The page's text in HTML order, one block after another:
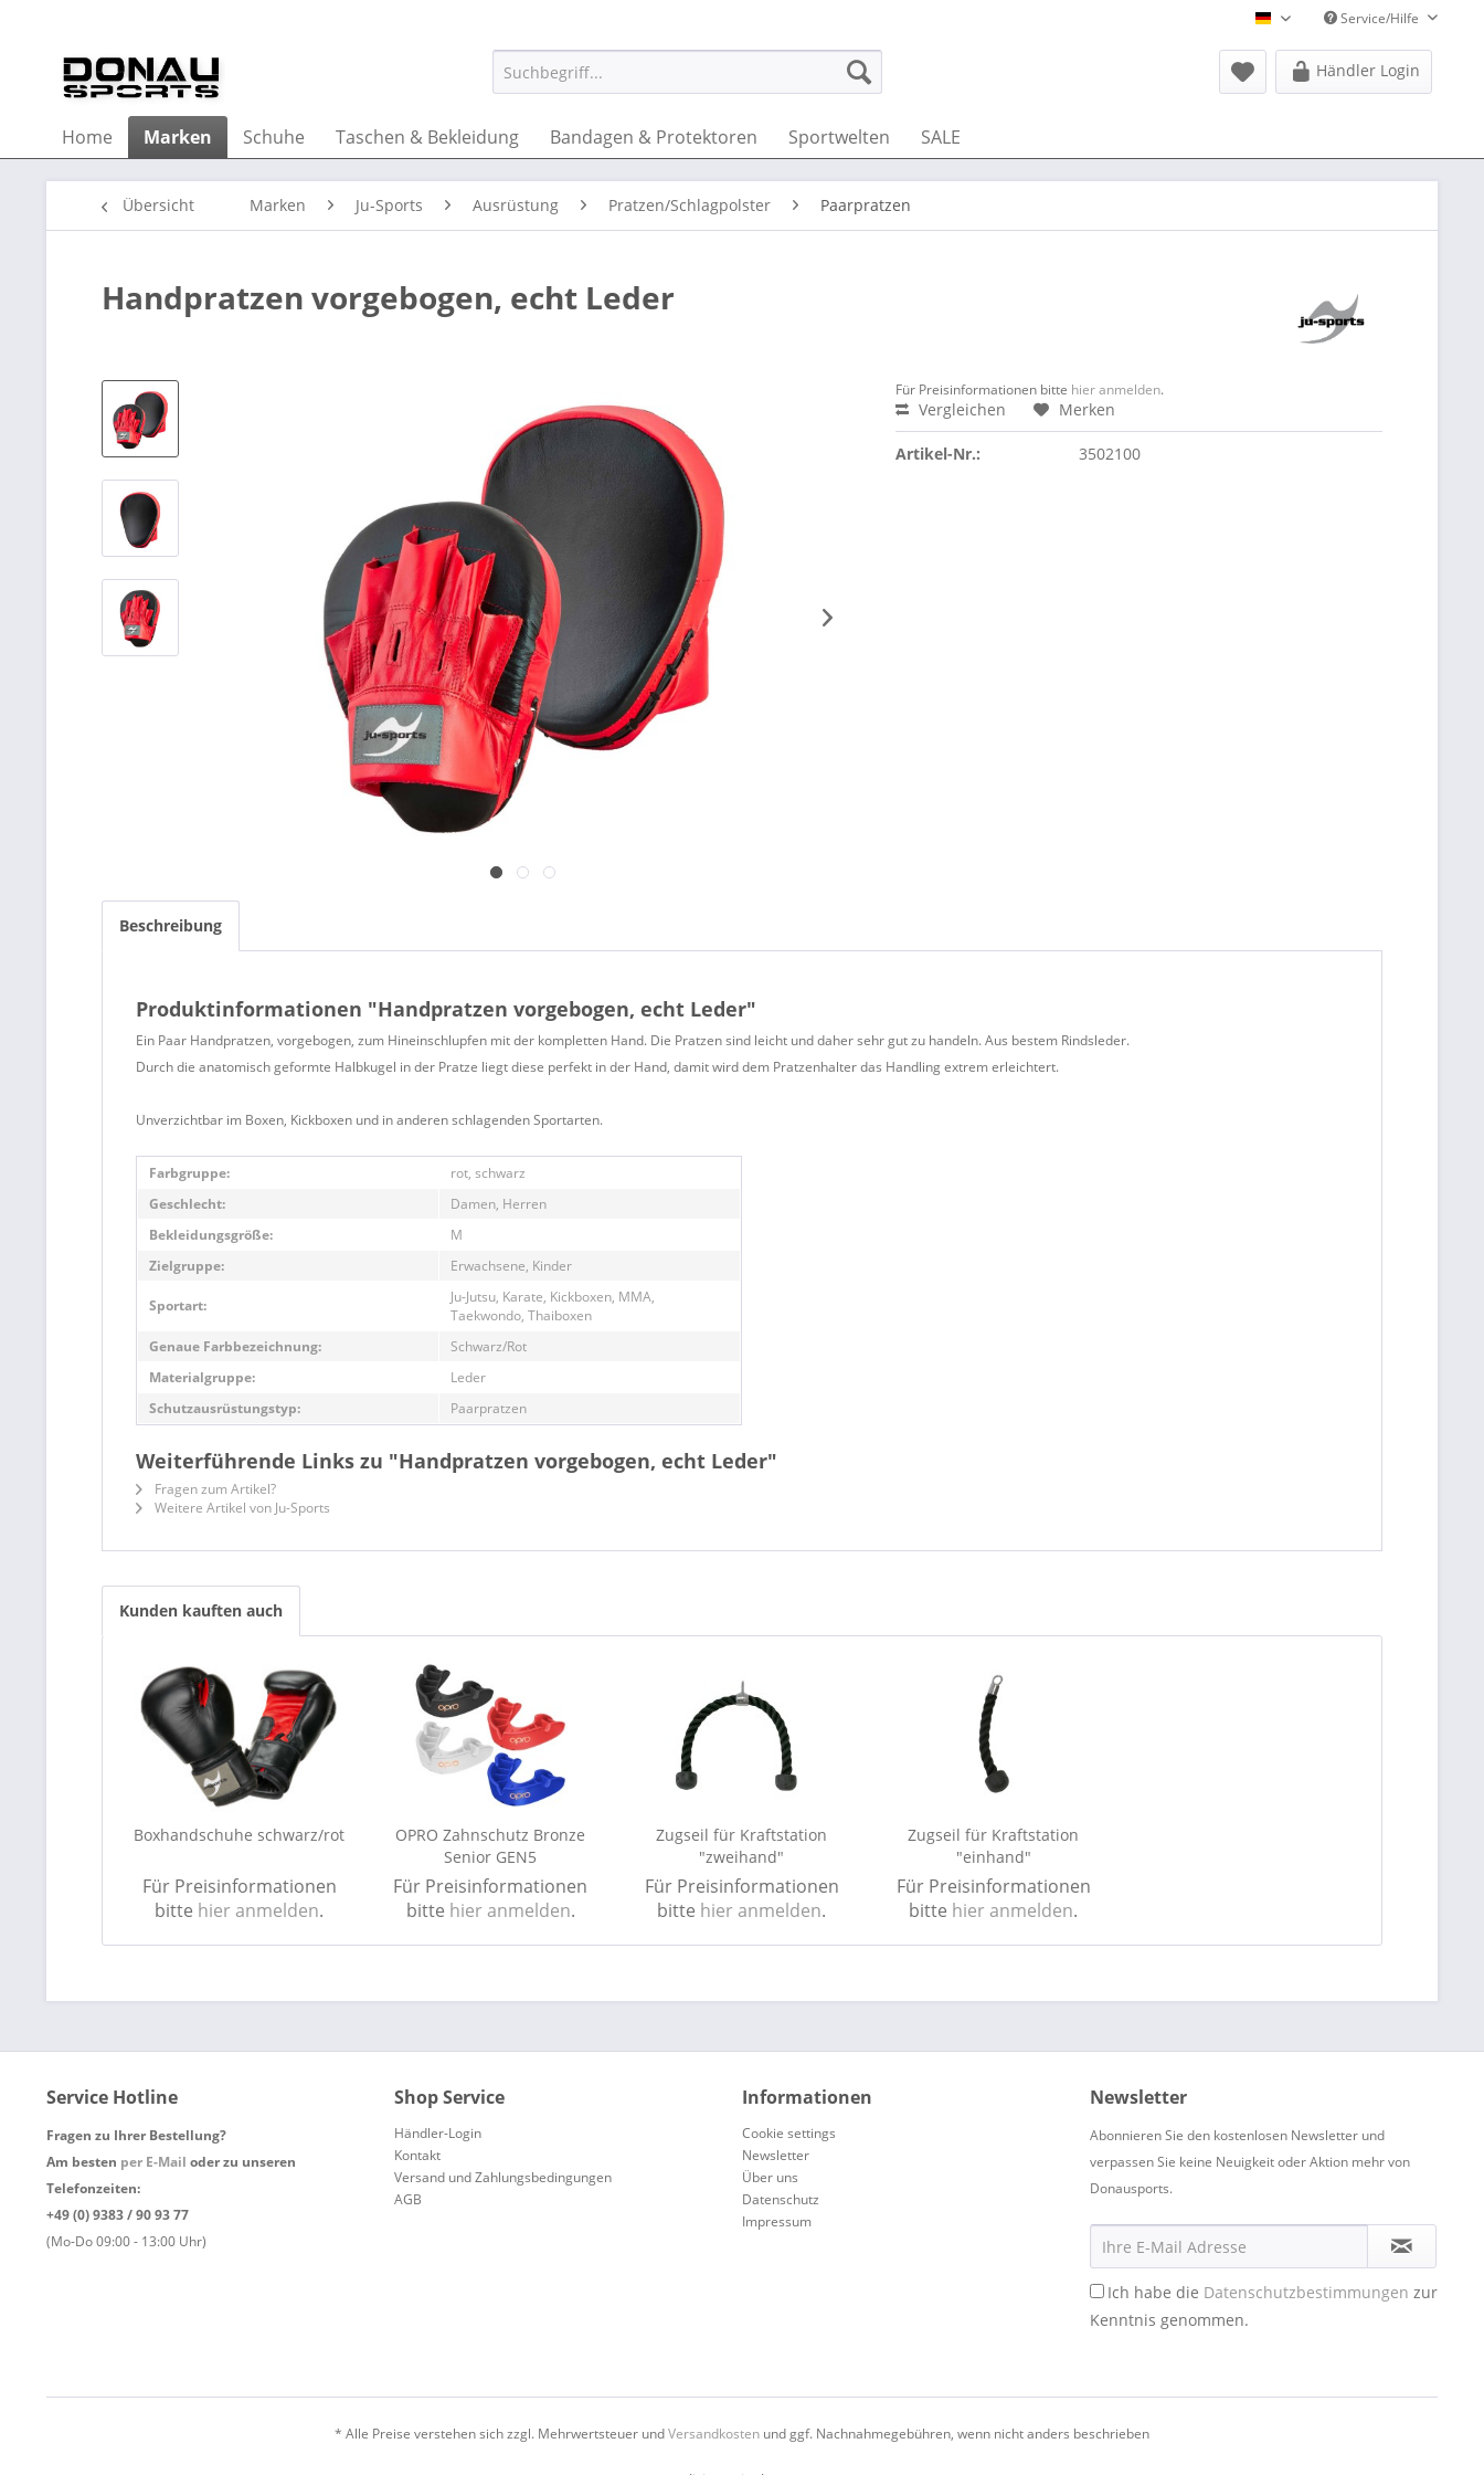
Donausports Deutsch
Service/Hilfe
Händler Login
Home Marken Schuhe Taschen & Bekleidung Bandagen & Protektoren Sportwelten SALE
Übersicht Marken Ju-Sports Ausrüstung Pratzen/Schlagpolster Paarpratzen
Handpratzen vorgebogen, echt Leder
Für Preisinformationen bitte hier anmelden.
Vergleichen Merken
Artikel-Nr.: 3502100
Beschreibung
Produktinformationen "Handpratzen vorgebogen, echt Leder"
Ein Paar Handpratzen, vorgebogen, zum Hineinschlupfen mit der kompletten Hand. Die Pratzen sind leicht und daher sehr gut zu handeln. Aus bestem Rindsleder.
Durch die anatomisch geformte Halbkugel in der Pratze liegt diese perfekt in der Hand, damit wird dem Pratzenhalter das Handling extrem erleichtert.
Unverzichtbar im Boxen, Kickboxen und in anderen schlagenden Sportarten.
Farbgruppe:
rot, schwarz
Geschlecht:
Damen, Herren
Bekleidungsgröße:
M
Zielgruppe:
Erwachsene, Kinder
Sportart:
Ju-Jutsu, Karate, Kickboxen, MMA,
Taekwondo, Thaiboxen
Genaue Farbbezeichnung:
Schwarz/Rot
Materialgruppe:
Leder
Schutzausrüstungstyp:
Paarpratzen
Weiterführende Links zu "Handpratzen vorgebogen, echt Leder"
Fragen zum Artikel?
Weitere Artikel von Ju-Sports
Kunden kauften auch
Boxhandschuhe schwarz/rot
Für Preisinformationen
bitte hier anmelden.
OPRO Zahnschutz Bronze
Senior GEN5
Für Preisinformationen
bitte hier anmelden.
Zugseil für Kraftstation
"zweihand"
Für Preisinformationen
bitte hier anmelden.
Zugseil für Kraftstation
"einhand"
Für Preisinformationen
bitte hier anmelden.
Service Hotline
Fragen zu Ihrer Bestellung?
Am besten per E-Mail oder zu unseren
Telefonzeiten:
+49 (0) 9383 / 90 93 77
(Mo-Do 09:00 - 13:00 Uhr)
Shop Service
Händler-Login
Kontakt
Versand und Zahlungsbedingungen
AGB
Informationen
Cookie settings
Newsletter
Über uns
Datenschutz
Impressum
Newsletter
Abonnieren Sie den kostenlosen Newsletter und
verpassen Sie keine Neuigkeit oder Aktion mehr von
Donausports.
Ich habe die Datenschutzbestimmungen zur
Kenntnis genommen.
* Alle Preise verstehen sich zzgl. Mehrwertsteuer undVersandkosten und ggf. Nachnahmegebühren, wenn nicht anders beschrieben